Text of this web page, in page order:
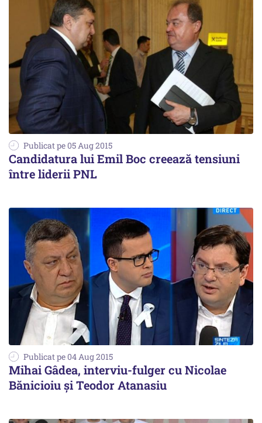
Publicat pe 05 Aug 2015
Candidatura lui Emil Boc creează tensiuni
între liderii PNL
Publicat pe 04 Aug 2015
Mihai Gâdea, interviu-fulger cu Nicolae
Bănicioiu și Teodor Atanasiu